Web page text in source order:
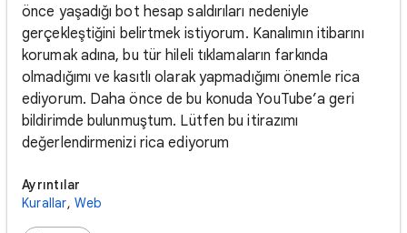
önce yaşadığı bot hesap saldırıları nedeniyle
gerçekleştiğini belirtmek istiyorum. Kanalımın itibarını
korumak adına, bu tür hileli tıklamaların farkında
olmadığımı ve kasıtlı olarak yapmadığımı önemle rica
ediyorum. Daha önce de bu konuda YouTube’a geri
bildirimde bulunmuştum. Lütfen bu itirazımı
değerlendirmenizi rica ediyorum
Ayrıntılar
Kurallar, Web